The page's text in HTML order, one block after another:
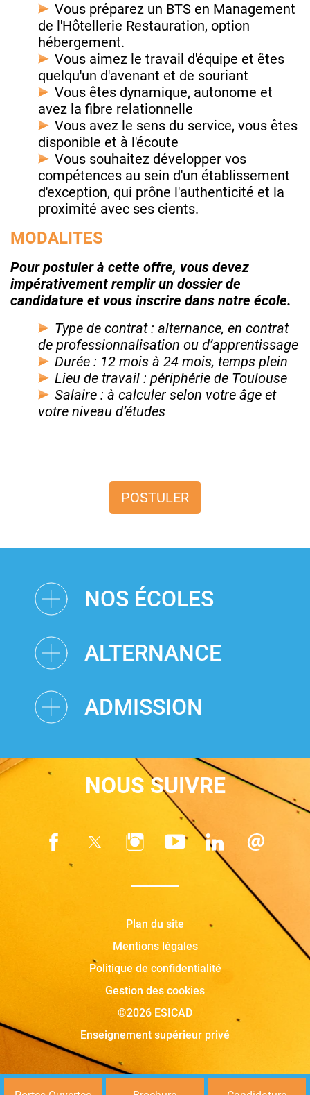
Vous préparez un BTS en Management
de l'Hôtellerie Restauration, option
hébergement.
Vous aimez le travail d'équipe et êtes
quelqu'un d'avenant et de souriant
Vous êtes dynamique, autonome et
avez la fibre relationnelle
Vous avez le sens du service, vous êtes
disponible et à l'écoute
Vous souhaitez développer vos
compétences au sein d'un établissement
d'exception, qui prône l'authenticité et la
proximité avec ses cients.
MODALITES
Pour postuler à cette offre, vous devez
impérativement remplir un dossier de
candidature et vous inscrire dans notre école.
Type de contrat : alternance, en contrat
de professionnalisation ou d’apprentissage
Durée : 12 mois à 24 mois, temps plein
Lieu de travail : périphérie de Toulouse
Salaire : à calculer selon votre âge et
votre niveau d’études
POSTULER
NOS ÉCOLES
ALTERNANCE
ADMISSION
NOUS SUIVRE
Plan du site
Mentions légales
Politique de confidentialité
Gestion des cookies
©2026 ESICAD
Enseignement supérieur privé